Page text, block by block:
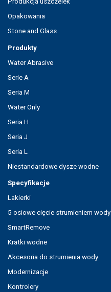
Opakowania
Stone and Glass
Produkty
Water Abrasive
Serie A
Seria M
Water Only
Seria H
Seria J
Seria L
Niestandardowe dysze wodne
Specyfikacje
Lakierki
5-osiowe cięcie strumieniem wody
SmartRemove
Kratki wodne
Akcesoria do strumienia wody
Modernizacje
Kontrolery